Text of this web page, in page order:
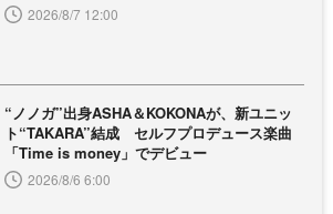
2026/8/7 12:00
“ノノガ”出身ASHA＆KOKONAが、新ユニッ
ト“TAKARA”結成 セルフプロデュース楽曲
「Time is money」でデビュー
2026/8/6 6:00